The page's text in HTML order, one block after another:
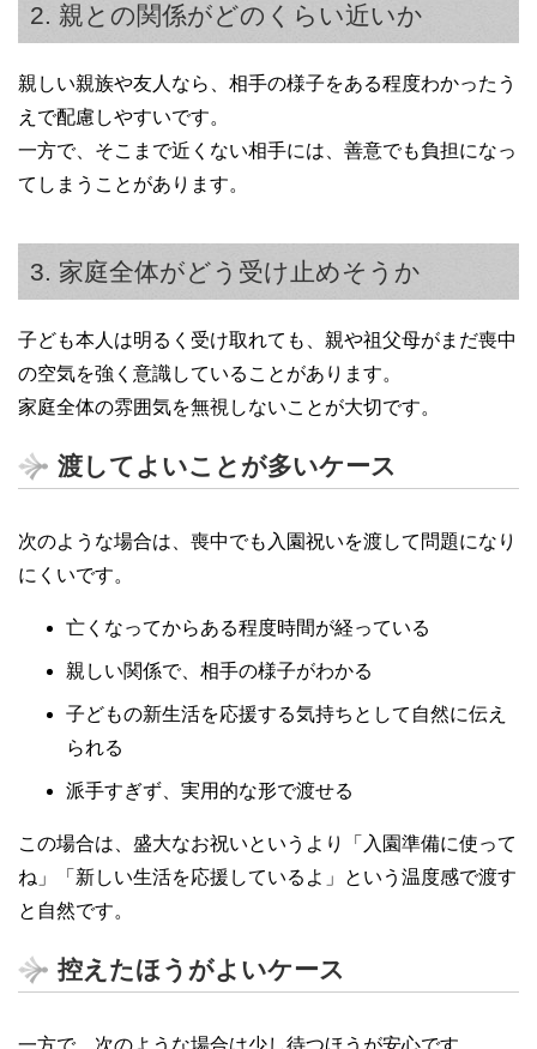
2. 親との関係がどのくらい近いか
親しい親族や友人なら、相手の様子をある程度わかったう
えで配慮しやすいです。
一方で、そこまで近くない相手には、善意でも負担になっ
てしまうことがあります。
3. 家庭全体がどう受け止めそうか
子ども本人は明るく受け取れても、親や祖父母がまだ喪中
の空気を強く意識していることがあります。
家庭全体の雰囲気を無視しないことが大切です。
渡してよいことが多いケース
次のような場合は、喪中でも入園祝いを渡して問題になり
にくいです。
亡くなってからある程度時間が経っている
親しい関係で、相手の様子がわかる
子どもの新生活を応援する気持ちとして自然に伝え
られる
派手すぎず、実用的な形で渡せる
この場合は、盛大なお祝いというより「入園準備に使って
ね」「新しい生活を応援しているよ」という温度感で渡す
と自然です。
控えたほうがよいケース
一方で、次のような場合は少し待つほうが安心です。